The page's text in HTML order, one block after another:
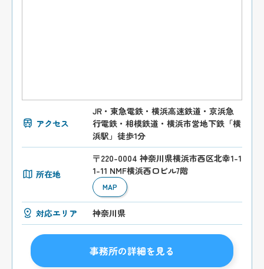
アクセス
JR・東急電鉄・横浜高速鉄道・京浜急
行電鉄・相模鉄道・横浜市営地下鉄「横
浜駅」徒歩1分
所在地
〒220-0004 神奈川県横浜市西区北幸1-1
1-11 NMF横浜西口ビル7階
MAP
対応エリア 神奈川県
事務所の詳細を見る